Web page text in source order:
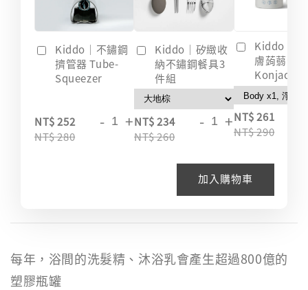
Kiddo｜不鏽鋼
擠管器 Tube-
Squeezer
NT$ 252
NT$ 280
- +
Kiddo｜矽緻收
納不鏽鋼餐具3
件組
NT$ 234
NT$ 260
- +
Kiddo｜
膚蒟蒻海綿
Konjac
NT$ 261
NT$ 290
加入購物車
每年，浴間的洗髮精、沐浴乳會產生超過800億的
塑膠瓶罐